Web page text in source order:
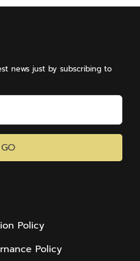
news just by subscribing to
GO
Policy
Policy